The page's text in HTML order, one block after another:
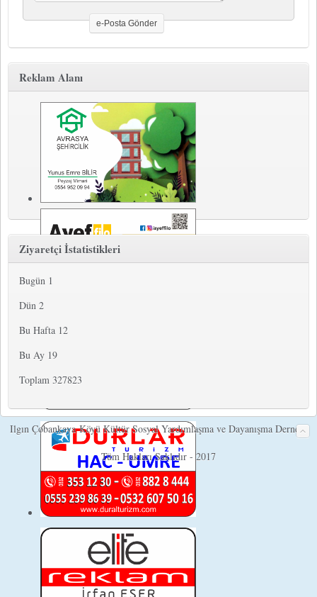
e-Posta Gönder
Reklam Alanı
Ziyaretçi İstatistikleri
Bugün 1
Dün 2
Bu Hafta 12
Bu Ay 19
Toplam 327823
Ilgın Çobankaya Köyü Kültür Sosyal Yardımlaşma ve Dayanışma Derneği
Tüm Hakları Saklıdır - 2017